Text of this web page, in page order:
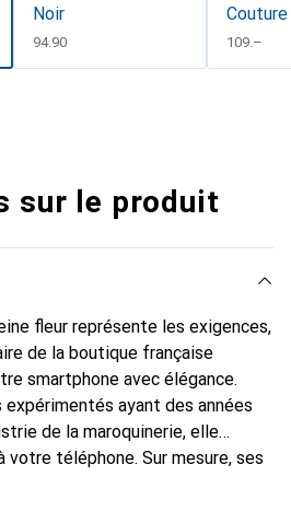
Noir
CHF
94.90
Couture
CHF
109.–
sur le produit
fleur représente les exigences,
de la boutique française
smartphone avec élégance.
expérimentés ayant des années
de la maroquinerie, elle
téléphone. Sur mesure, ses